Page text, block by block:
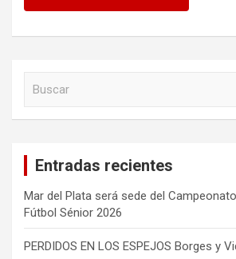
Entradas recientes
Mar del Plata será sede del
Fútbol Sénior 2026
PERDIDOS EN LOS ESPEJOS Borges y